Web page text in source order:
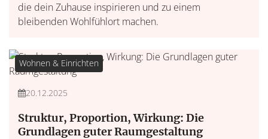
die dein Zuhause inspirieren und zu einem
bleibenden Wohlfühlort machen.
Wohnen & Einrichten
20.12.2025
Struktur, Proportion, Wirkung: Die
Grundlagen guter Raumgestaltung